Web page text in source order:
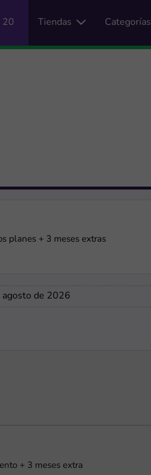
20 Tiendas Categorías
planes + 3 meses extras
agosto de 2026
+ 3 meses extra